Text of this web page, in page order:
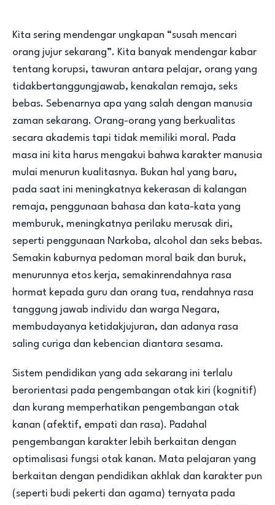
Kita sering mendengar ungkapan “susah mencari
orang jujur sekarang”. Kita banyak mendengar kabar
tentang korupsi, tawuran antara pelajar, orang yang
tidakbertanggungjawab, kenakalan remaja, seks
bebas. Sebenarnya apa yang salah dengan manusia
zaman sekarang. Orang-orang yang berkualitas
secara akademis tapi tidak memiliki moral. Pada
masa ini kita harus mengakui bahwa karakter manusia
mulai menurun kualitasnya. Bukan hal yang baru,
pada saat ini meningkatnya kekerasan di kalangan
remaja, penggunaan bahasa dan kata-kata yang
memburuk, meningkatnya perilaku merusak diri,
seperti penggunaan Narkoba, alcohol dan seks bebas.
Semakin kaburnya pedoman moral baik dan buruk,
menurunnya etos kerja, semakinrendahnya rasa
hormat kepada guru dan orang tua, rendahnya rasa
tanggung jawab individu dan warga Negara,
membudayanya ketidakjujuran, dan adanya rasa
saling curiga dan kebencian diantara sesama.
Sistem pendidikan yang ada sekarang ini terlalu
berorientasi pada pengembangan otak kiri (kognitif)
dan kurang memperhatikan pengembangan otak
kanan (afektif, empati dan rasa). Padahal
pengembangan karakter lebih berkaitan dengan
optimalisasi fungsi otak kanan. Mata pelajaran yang
berkaitan dengan pendidikan akhlak dan karakter pun
(seperti budi pekerti dan agama) ternyata pada